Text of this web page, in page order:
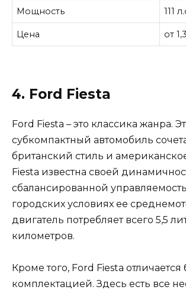
Мощность 111
Цена от
4. Ford Fiesta
Ford Fiesta – это классика жанра.
субкомпактный автомобиль
британский стиль и
Fiesta известна своей
сбалансированной
городских условиях ее
двигатель потребляет всего 5,5
километров.
Кроме того, Ford Fiesta отличается
комплектацией. Здесь есть все